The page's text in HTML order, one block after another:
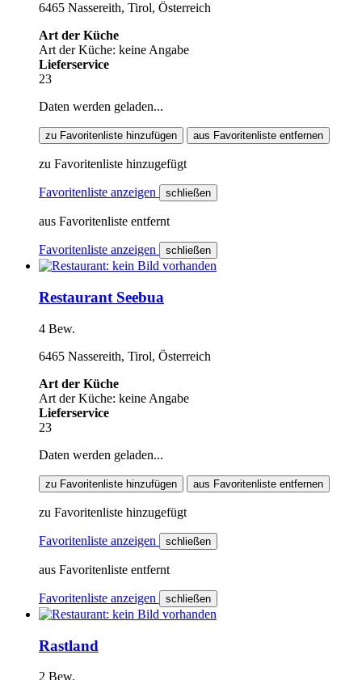
6465 Nassereith, Tirol, Österreich
Art der Küche
Art der Küche: keine Angabe
Lieferservice
23
Daten werden geladen...
zu Favoritenliste hinzufügen aus Favoritenliste entfernen
zu Favoritenliste hinzugefügt
Favoritenliste anzeigen schließen
aus Favoritenliste entfernt
Favoritenliste anzeigen schließen
Restaurant Seebua
4 Bew.
6465 Nassereith, Tirol, Österreich
Art der Küche
Art der Küche: keine Angabe
Lieferservice
23
Daten werden geladen...
zu Favoritenliste hinzufügen aus Favoritenliste entfernen
zu Favoritenliste hinzugefügt
Favoritenliste anzeigen schließen
aus Favoritenliste entfernt
Favoritenliste anzeigen schließen
Rastland
2 Bew.